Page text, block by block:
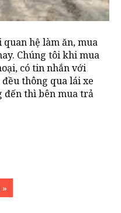
hệ làm ăn, mua
Chúng tôi khi mua
có tin nhắn với
thông qua lái xe
đến thì bên mua trả